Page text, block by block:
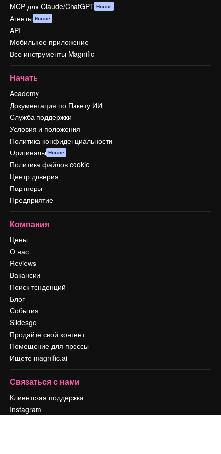
MCP для Claude/ChatGPT Новое
Агенты Новое
API
Мобильное приложение
Все инструменты Magnific
Начать
Academy
Документация по Пакету ИИ
Служба поддержки
Условия и положения
Политика конфиденциальности
Оригиналы Новое
Политика файлов cookie
Центр доверия
Партнеры
Предприятие
Компания
Цены
О нас
Reviews
Вакансии
Поиск тенденций
Блог
События
Slidesgo
Продайте свой контент
Помещение для прессы
Ищете magnific.ai
Связаться с нами
Клиентская поддержка
Instagram